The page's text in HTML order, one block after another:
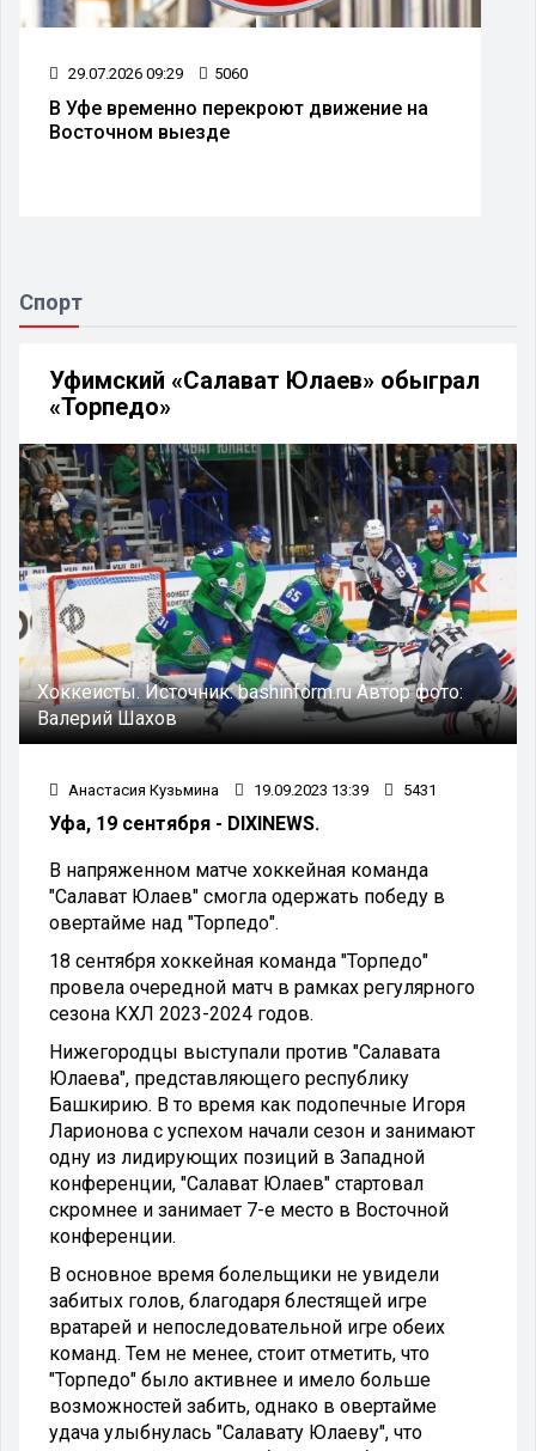
09.07.2026 09:29 4918
Аэропорт Уфы готовится к масштабной
реконструкции
Спорт
Уфимский «Салават Юлаев» обыграл
«Торпедо»
Хоккеисты.Источник:bashinform.ruАвтор фото:
Валерий Шахов
Анастасия Кузьмина 19.09.2023 13:39 5431
Уфа, 19 сентября - DIXINEWS.
В напряженном матче хоккейная команда
"Салават Юлаев" смогла одержать победу в
овертайме над "Торпедо".
18 сентября хоккейная команда "Торпедо"
провела очередной матч в рамках регулярного
сезона КХЛ 2023-2024 годов.
Нижегородцы выступали против "Салавата
Юлаева", представляющего республику
Башкирию. В то время как подопечные Игоря
Ларионова с успехом начали сезон и занимают
одну из лидирующих позиций в Западной
конференции, "Салават Юлаев" стартовал
скромнее и занимает 7-е место в Восточной
конференции.
В основное время болельщики не увидели
забитых голов, благодаря блестящей игре
вратарей и непоследовательной игре обеих
команд. Тем не менее, стоит отметить, что
"Торпедо" было активнее и имело больше
возможностей забить, однако в овертайме
удача улыбнулась "Салавату Юлаеву", что